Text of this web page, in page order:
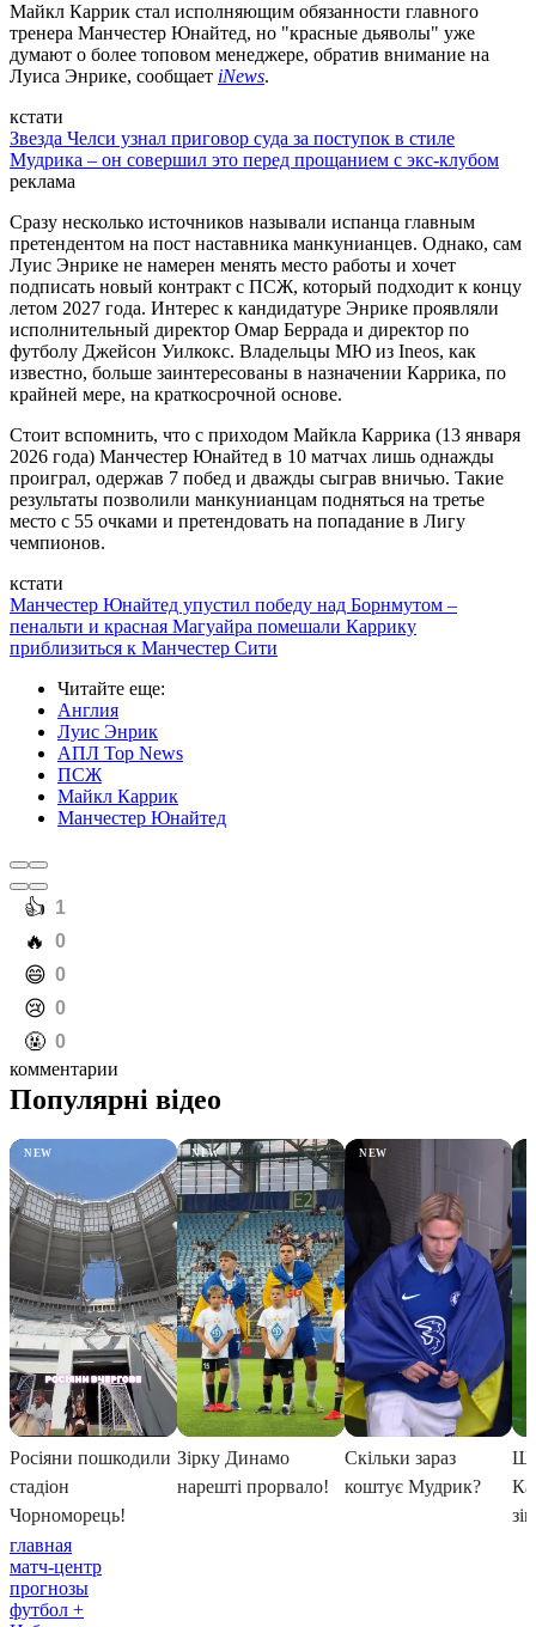
Майкл Каррик стал исполняющим обязанности главного
тренера Манчестер Юнайтед, но "красные дьяволы" уже
думают о более топовом менеджере, обратив внимание на
Луиса Энрике, сообщает iNews.
кстати
Звезда Челси узнал приговор суда за поступок в стиле
Мудрика – он совершил это перед прощанием с экс-клубом
реклама
Сразу несколько источников называли испанца главным
претендентом на пост наставника манкунианцев. Однако, сам
Луис Энрике не намерен менять место работы и хочет
подписать новый контракт с ПСЖ, который подходит к концу
летом 2027 года. Интерес к кандидатуре Энрике проявляли
исполнительный директор Омар Беррада и директор по
футболу Джейсон Уилкокс. Владельцы МЮ из Ineos, как
известно, больше заинтересованы в назначении Каррика, по
крайней мере, на краткосрочной основе.
Стоит вспомнить, что с приходом Майкла Каррика (13 января
2026 года) Манчестер Юнайтед в 10 матчах лишь однажды
проиграл, одержав 7 побед и дважды сыграв вничью. Такие
результаты позволили манкунианцам подняться на третье
место с 55 очками и претендовать на попадание в Лигу
чемпионов.
кстати
Манчестер Юнайтед упустил победу над Борнмутом –
пенальти и красная Магуайра помешали Каррику
приблизиться к Манчестер Сити
Читайте еще:
Англия
Луис Энрик
АПЛ Top News
ПСЖ
Майкл Каррик
Манчестер Юнайтед
️👍 1
️🔥 0
️😄 0
️😢 0
️🤬 0
комментарии
главная
матч-центр
прогнозы
футбол +